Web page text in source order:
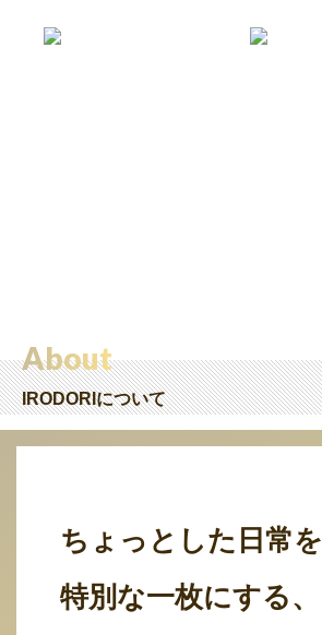
About
IRODORIについて
ちょっとした日常を
特別な一枚にする、